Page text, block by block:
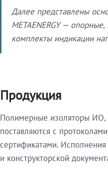
Далее представлены
METAENERGY —
комплекты индикации
Продукция
Полимерные изоляторы
поставляются с
сертификатами.
и конструкторской